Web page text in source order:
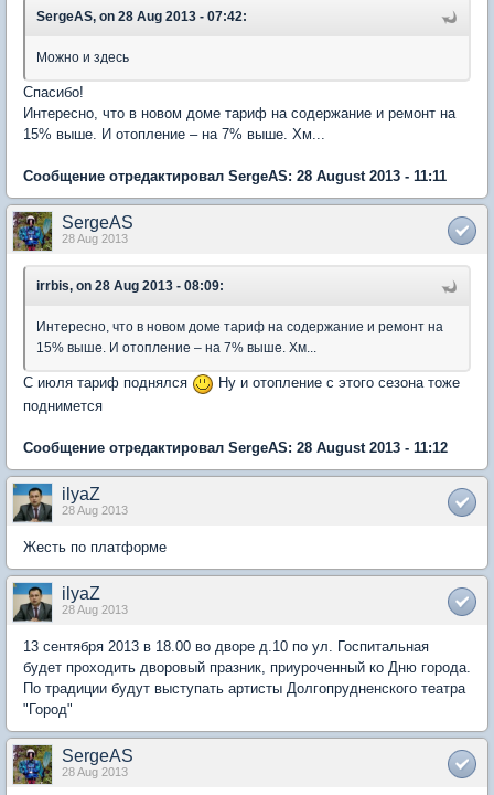
SergeAS, on 28 Aug 2013 - 07:42:
Можно и здесь
Спасибо!
Интересно, что в новом доме тариф на содержание и ремонт на
15% выше. И отопление – на 7% выше. Хм...
Сообщение отредактировал SergeAS: 28 August 2013 - 11:11
SergeAS
28 Aug 2013
irrbis, on 28 Aug 2013 - 08:09:
Интересно, что в новом доме тариф на содержание и ремонт на
15% выше. И отопление – на 7% выше. Хм...
C июля тариф поднялся
Ну и отопление с этого сезона тоже
поднимется
Сообщение отредактировал SergeAS: 28 August 2013 - 11:12
ilyaZ
28 Aug 2013
Жесть по платформе
ilyaZ
28 Aug 2013
13 сентября 2013 в 18.00 во дворе д.10 по ул. Госпитальная
будет проходить дворовый празник, приуроченный ко Дню города.
По традиции будут выступать артисты Долгопрудненского театра
"Город"
SergeAS
28 Aug 2013